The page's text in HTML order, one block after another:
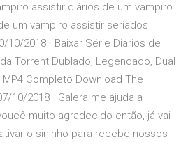
assistir diários de um vampiro
um vampiro assistir seriados
10/2018 · Baixar Série Diários de
Torrent Dublado, Legendado, Dual
MP4 Completo Download The
10/2018 · Galera me ajuda a
muito agradecido então, já vai
o sininho para recebe nossos